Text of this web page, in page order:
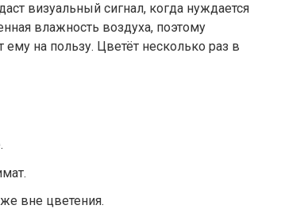
визуальный сигнал, когда нуждается
влажность воздуха, поэтому
на пользу. Цветёт несколько раз в
вне цветения.